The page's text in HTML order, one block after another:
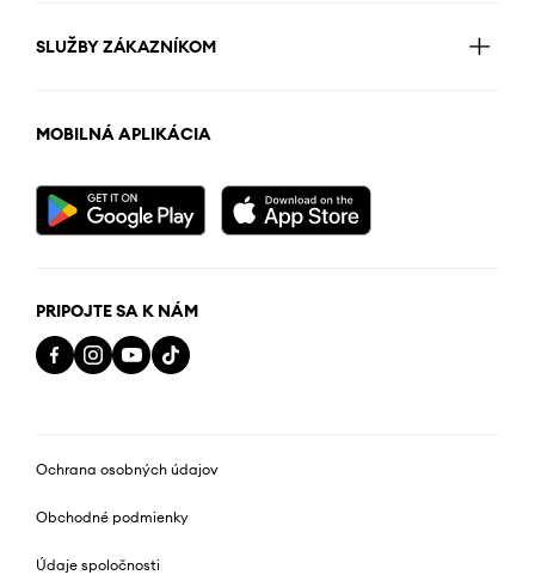
SLUŽBY ZÁKAZNÍKOM
MOBILNÁ APLIKÁCIA
PRIPOJTE SA K NÁM
Ochrana osobných údajov
Obchodné podmienky
Údaje spoločnosti